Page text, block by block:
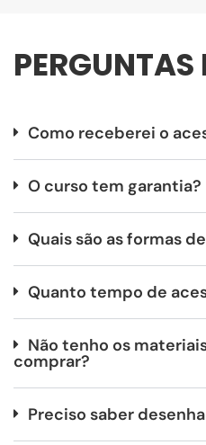
PERGUNTAS
Como receberei o
O curso tem garantia?
Quais são as formas
Quanto tempo de
Não tenho os
comprar?
Preciso saber